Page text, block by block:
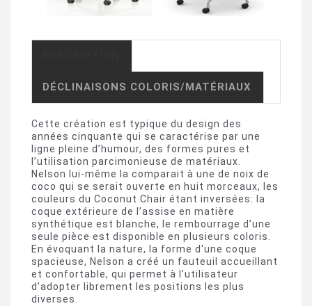
DÉCLINAISONS COLORIS/MATÉRIAUX
Cette création est typique du design des
années cinquante qui se caractérise par une
ligne pleine d’humour, des formes pures et
l’utilisation parcimonieuse de matériaux.
Nelson lui-même la comparait à une de noix de
coco qui se serait ouverte en huit morceaux, les
couleurs du Coconut Chair étant inversées: la
coque extérieure de l’assise en matière
synthétique est blanche, le rembourrage d’une
seule pièce est disponible en plusieurs coloris.
En évoquant la nature, la forme d'une coque
spacieuse, Nelson a créé un fauteuil accueillant
et confortable, qui permet à l’utilisateur
d’adopter librement les positions les plus
diverses.